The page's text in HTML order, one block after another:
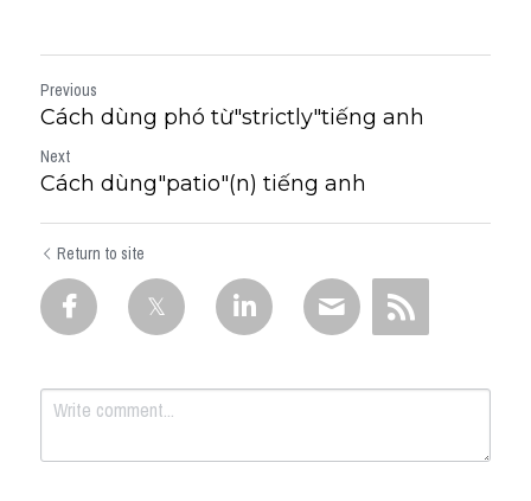
Previous
Cách dùng phó từ"strictly"tiếng anh
Next
Cách dùng"patio"(n) tiếng anh
Return to site